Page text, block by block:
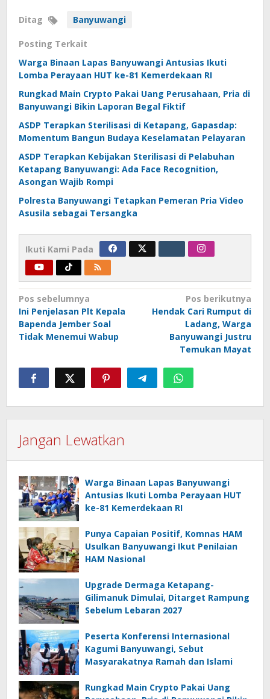
Ditag Banyuwangi
Posting Terkait
Warga Binaan Lapas Banyuwangi Antusias Ikuti
Lomba Perayaan HUT ke-81 Kemerdekaan RI
Rungkad Main Crypto Pakai Uang Perusahaan, Pria di
Banyuwangi Bikin Laporan Begal Fiktif
ASDP Terapkan Sterilisasi di Ketapang, Gapasdap:
Momentum Bangun Budaya Keselamatan Pelayaran
ASDP Terapkan Kebijakan Sterilisasi di Pelabuhan
Ketapang Banyuwangi: Ada Face Recognition,
Asongan Wajib Rompi
Polresta Banyuwangi Tetapkan Pemeran Pria Video
Asusila sebagai Tersangka
Ikuti Kami Pada
Navigasi
pos
Pos sebelumnya
Ini Penjelasan Plt Kepala
Bapenda Jember Soal
Tidak Menemui Wabup
Pos berikutnya
Hendak Cari Rumput di
Ladang, Warga
Banyuwangi Justru
Temukan Mayat
Jangan Lewatkan
Warga Binaan Lapas Banyuwangi
Antusias Ikuti Lomba Perayaan HUT
ke-81 Kemerdekaan RI
Punya Capaian Positif, Komnas HAM
Usulkan Banyuwangi Ikut Penilaian
HAM Nasional
Upgrade Dermaga Ketapang-
Gilimanuk Dimulai, Ditarget Rampung
Sebelum Lebaran 2027
Peserta Konferensi Internasional
Kagumi Banyuwangi, Sebut
Masyarakatnya Ramah dan Islami
Rungkad Main Crypto Pakai Uang